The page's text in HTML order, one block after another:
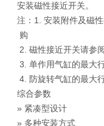
安装磁性接近开关。
注：1. 安装附件及磁
购
2. 磁性接近开关请参
3. 单作用气缸的最大
4. 防旋转气缸的最大
综合参数
» 紧凑型设计
» 多种安装方式